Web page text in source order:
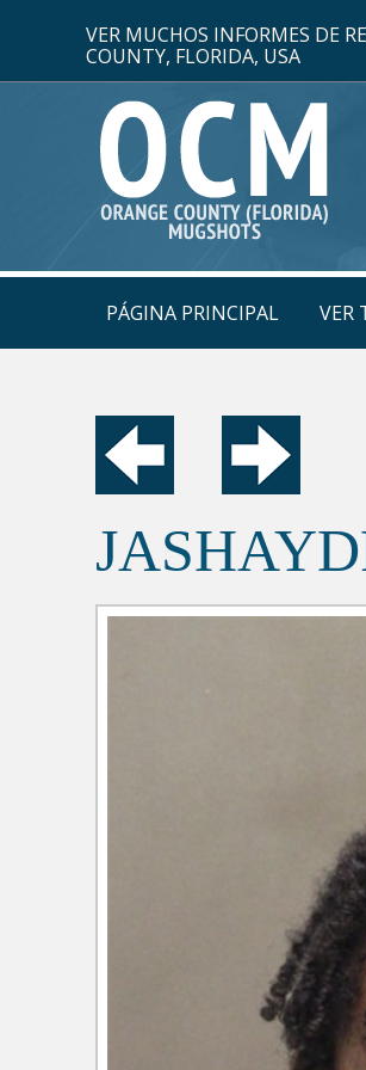
VER MUCHOS INFORMES DE
COUNTY, FLORIDA, USA
PÁGINA PRINCIPAL VER